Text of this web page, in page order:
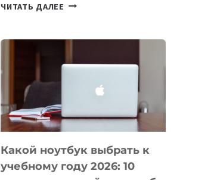
ЧИТАТЬ ДАЛЕЕ
КОТОРЫЕ
СОЗДАВАТЬ
БЕЗ
КОДА
Какой ноутбук выбрать к
учебному году 2026: 10